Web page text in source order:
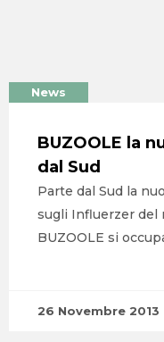
News
BUZOOLE la
dal Sud
Parte dal Sud la
sugli Influerzer del
BUZOOLE si
26 Novembre 2013